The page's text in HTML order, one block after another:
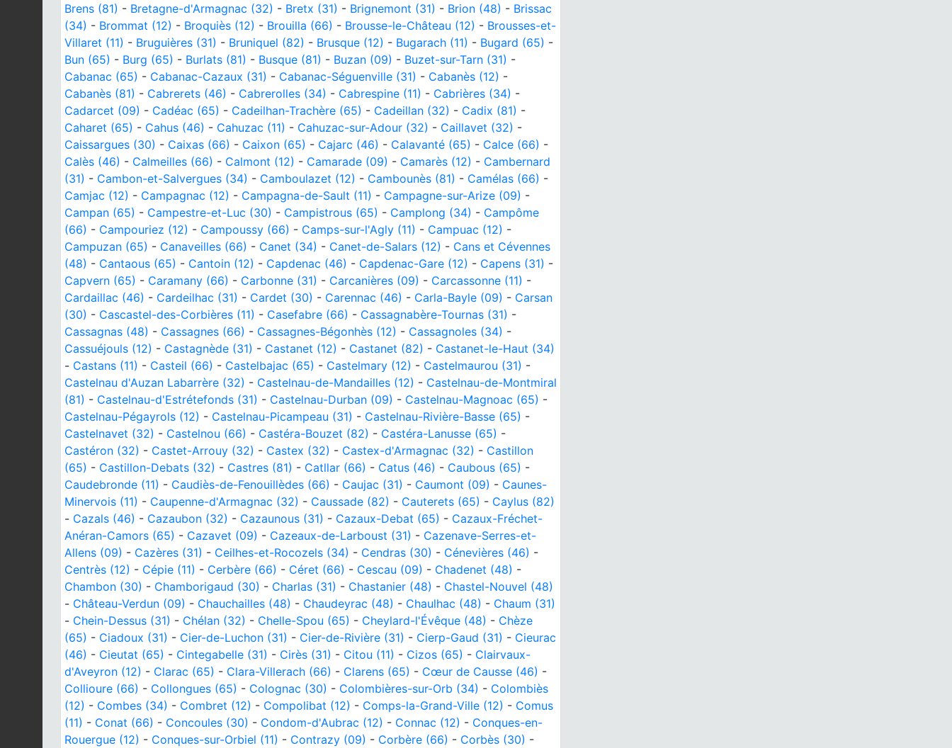
Brens (81) - Bretagne-d'Armagnac (32) - Bretx (31) - Brignemont (31) - Brion (48) - Brissac
(34) - Brommat (12) - Broquiès (12) - Brouilla (66) - Brousse-le-Château (12) - Brousses-et-
Villaret (11) - Bruguières (31) - Bruniquel (82) - Brusque (12) - Bugarach (11) - Bugard (65) -
Bun (65) - Burg (65) - Burlats (81) - Busque (81) - Buzan (09) - Buzet-sur-Tarn (31) -
Cabanac (65) - Cabanac-Cazaux (31) - Cabanac-Séguenville (31) - Cabanès (12) -
Cabanès (81) - Cabrerets (46) - Cabrerolles (34) - Cabrespine (11) - Cabrières (34) -
Cadarcet (09) - Cadéac (65) - Cadeilhan-Trachère (65) - Cadeillan (32) - Cadix (81) -
Caharet (65) - Cahus (46) - Cahuzac (11) - Cahuzac-sur-Adour (32) - Caillavet (32) -
Caissargues (30) - Caixas (66) - Caixon (65) - Cajarc (46) - Calavanté (65) - Calce (66) -
Calès (46) - Calmeilles (66) - Calmont (12) - Camarade (09) - Camarès (12) - Cambernard
(31) - Cambon-et-Salvergues (34) - Camboulazet (12) - Cambounès (81) - Camélas (66) -
Camjac (12) - Campagnac (12) - Campagna-de-Sault (11) - Campagne-sur-Arize (09) -
Campan (65) - Campestre-et-Luc (30) - Campistrous (65) - Camplong (34) - Campôme
(66) - Campouriez (12) - Campoussy (66) - Camps-sur-l'Agly (11) - Campuac (12) -
Campuzan (65) - Canaveilles (66) - Canet (34) - Canet-de-Salars (12) - Cans et Cévennes
(48) - Cantaous (65) - Cantoin (12) - Capdenac (46) - Capdenac-Gare (12) - Capens (31) -
Capvern (65) - Caramany (66) - Carbonne (31) - Carcanières (09) - Carcassonne (11) -
Cardaillac (46) - Cardeilhac (31) - Cardet (30) - Carennac (46) - Carla-Bayle (09) - Carsan
(30) - Cascastel-des-Corbières (11) - Casefabre (66) - Cassagnabère-Tournas (31) -
Cassagnas (48) - Cassagnes (66) - Cassagnes-Bégonhès (12) - Cassagnoles (34) -
Cassuéjouls (12) - Castagnède (31) - Castanet (12) - Castanet (82) - Castanet-le-Haut (34)
- Castans (11) - Casteil (66) - Castelbajac (65) - Castelmary (12) - Castelmaurou (31) -
Castelnau d'Auzan Labarrère (32) - Castelnau-de-Mandailles (12) - Castelnau-de-Montmiral
(81) - Castelnau-d'Estrétefonds (31) - Castelnau-Durban (09) - Castelnau-Magnoac (65) -
Castelnau-Pégayrols (12) - Castelnau-Picampeau (31) - Castelnau-Rivière-Basse (65) -
Castelnavet (32) - Castelnou (66) - Castéra-Bouzet (82) - Castéra-Lanusse (65) -
Castéron (32) - Castet-Arrouy (32) - Castex (32) - Castex-d'Armagnac (32) - Castillon
(65) - Castillon-Debats (32) - Castres (81) - Catllar (66) - Catus (46) - Caubous (65) -
Caudebronde (11) - Caudiès-de-Fenouillèdes (66) - Caujac (31) - Caumont (09) - Caunes-
Minervois (11) - Caupenne-d'Armagnac (32) - Caussade (82) - Cauterets (65) - Caylus (82)
- Cazals (46) - Cazaubon (32) - Cazaunous (31) - Cazaux-Debat (65) - Cazaux-Fréchet-
Anéran-Camors (65) - Cazavet (09) - Cazeaux-de-Larboust (31) - Cazenave-Serres-et-
Allens (09) - Cazères (31) - Ceilhes-et-Rocozels (34) - Cendras (30) - Cénevières (46) -
Centrès (12) - Cépie (11) - Cerbère (66) - Céret (66) - Cescau (09) - Chadenet (48) -
Chambon (30) - Chamborigaud (30) - Charlas (31) - Chastanier (48) - Chastel-Nouvel (48)
- Château-Verdun (09) - Chauchailles (48) - Chaudeyrac (48) - Chaulhac (48) - Chaum (31)
- Chein-Dessus (31) - Chélan (32) - Chelle-Spou (65) - Cheylard-l'Évêque (48) - Chèze
(65) - Ciadoux (31) - Cier-de-Luchon (31) - Cier-de-Rivière (31) - Cierp-Gaud (31) - Cieurac
(46) - Cieutat (65) - Cintegabelle (31) - Cirès (31) - Citou (11) - Cizos (65) - Clairvaux-
d'Aveyron (12) - Clarac (65) - Clara-Villerach (66) - Clarens (65) - Cœur de Causse (46) -
Collioure (66) - Collongues (65) - Colognac (30) - Colombières-sur-Orb (34) - Colombiès
(12) - Combes (34) - Combret (12) - Compolibat (12) - Comps-la-Grand-Ville (12) - Comus
(11) - Conat (66) - Concoules (30) - Condom-d'Aubrac (12) - Connac (12) - Conques-en-
Rouergue (12) - Conques-sur-Orbiel (11) - Contrazy (09) - Corbère (66) - Corbès (30) -